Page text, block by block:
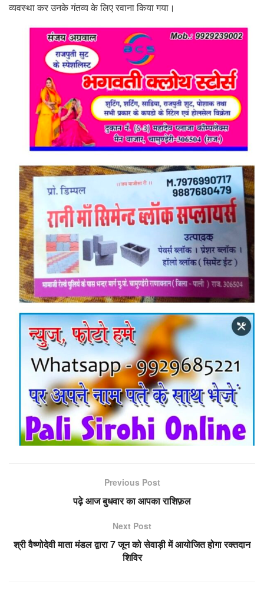
व्यवस्था कर उनके गंतव्य के लिए रवाना किया गया।
Previous Post
पढ़े आज बुधवार का आपका राशिफ़ल
Next Post
श्री वैष्णोदेवी माता मंडल द्वारा 7 जून को सेवाड़ी में आयोजित होगा रक्तदान
शिविर